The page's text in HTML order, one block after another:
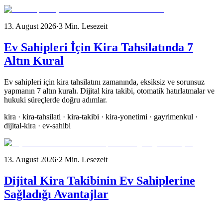
13. August 2026·3 Min. Lesezeit
Ev Sahipleri İçin Kira Tahsilatında 7
Altın Kural
Ev sahipleri için kira tahsilatını zamanında, eksiksiz ve sorunsuz
yapmanın 7 altın kuralı. Dijital kira takibi, otomatik hatırlatmalar ve
hukuki süreçlerde doğru adımlar.
kira · kira-tahsilati · kira-takibi · kira-yonetimi · gayrimenkul ·
dijital-kira · ev-sahibi
13. August 2026·2 Min. Lesezeit
Dijital Kira Takibinin Ev Sahiplerine
Sağladığı Avantajlar